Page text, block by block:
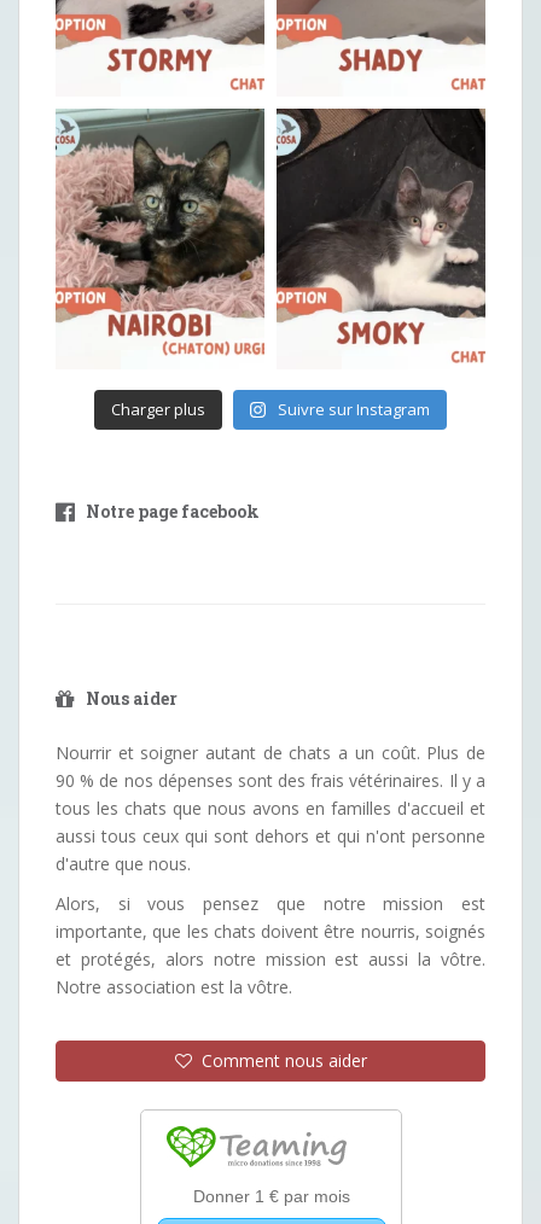
Charger plus Suivre sur Instagram
Notre page facebook
Nous aider
Nourrir et soigner autant de chats a un coût. Plus de
90 % de nos dépenses sont des frais vétérinaires. Il y a
tous les chats que nous avons en familles d'accueil et
aussi tous ceux qui sont dehors et qui n'ont personne
d'autre que nous.
Alors, si vous pensez que notre mission est
importante, que les chats doivent être nourris, soignés
et protégés, alors notre mission est aussi la vôtre.
Notre association est la vôtre.
Comment nous aider